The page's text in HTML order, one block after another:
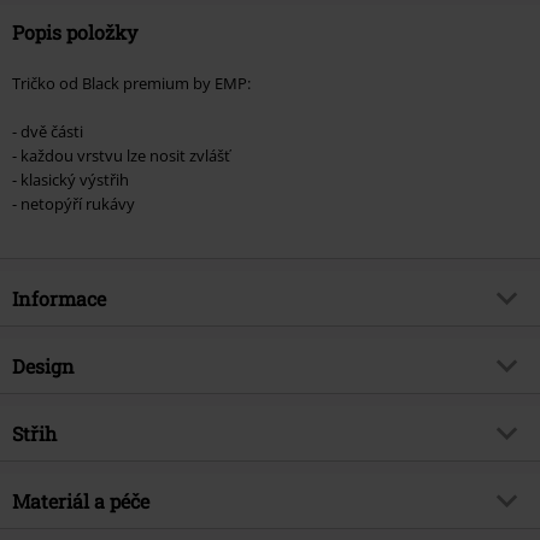
Popis položky
Tričko od Black premium by EMP:
- dvě části
- každou vrstvu lze nosit zvlášť
- klasický výstřih
- netopýří rukávy
Informace
Zboží č.
Brand
Téma produktů
Design
Typ výrobku
Vytištěno
Střih
Střih/vrchní díl
Materiál a péče